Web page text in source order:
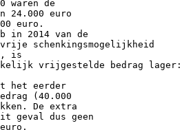
waren de
24.000 euro
euro.
in 2014 van de
schenkingsmogelijkheid
is
vrijgestelde bedrag lager:
het eerder
(40.000
De extra
dus geen